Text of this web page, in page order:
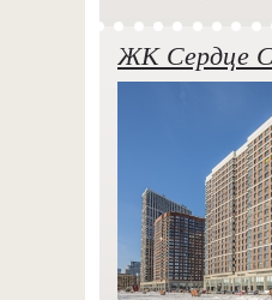
ЖК Сердце